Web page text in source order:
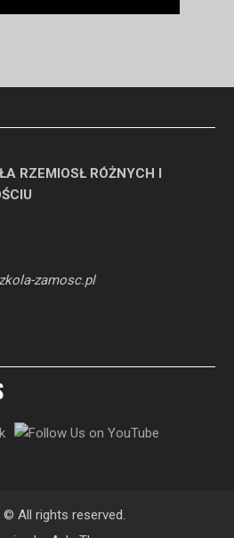
RZEMIOSŁ RÓŻNYCH I
zamosc.pl
© All rights reserved.